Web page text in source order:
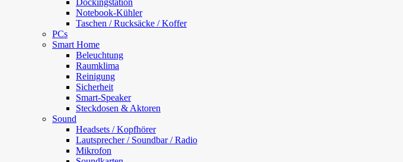
Dockingstation
Notebook-Kühler
Taschen / Rucksäcke / Koffer
PCs
Smart Home
Beleuchtung
Raumklima
Reinigung
Sicherheit
Smart-Speaker
Steckdosen & Aktoren
Sound
Headsets / Kopfhörer
Lautsprecher / Soundbar / Radio
Mikrofon